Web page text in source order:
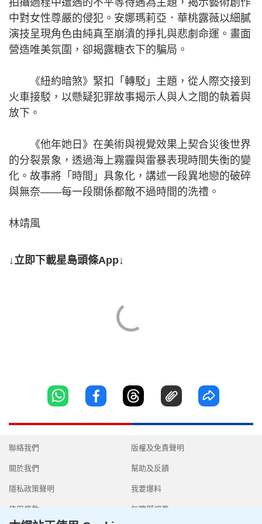
中對女性尊嚴的侵犯。安娜瑪莉亞．華桃露薇以細膩
演技呈現角色由純真至崩潰的掙扎與悲劇命運。​​畫面
營造唯美氛圍，卻揭露糖衣下的騙局。
《紐約暗煞》緊扣「轉駁」主題，從人際交接到
火車接駁，以懸疑犯罪故事揭示人與人之間的執着與
放下。
《他年她日》在美術與視覺效果上契合災後世界
的分裂景象，透過海上霧霾與雷暴表現時間失衡的變
化。故事將「時間」具象化，講述一段異地戀的破碎
與無奈——每一段關係都敵不過時間的洗禮。
林靖風
↓立即下載星島頭條App↓
聯絡我們
關於我們
隱私政策聲明
使用條款
版權及免責聲明
幫助及反饋
我要爆料
無障礙網頁